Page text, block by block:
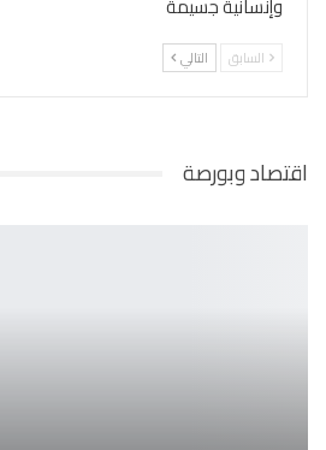
وإنسانية جسيمة
السابق التالي
اقتصاد وبورصة